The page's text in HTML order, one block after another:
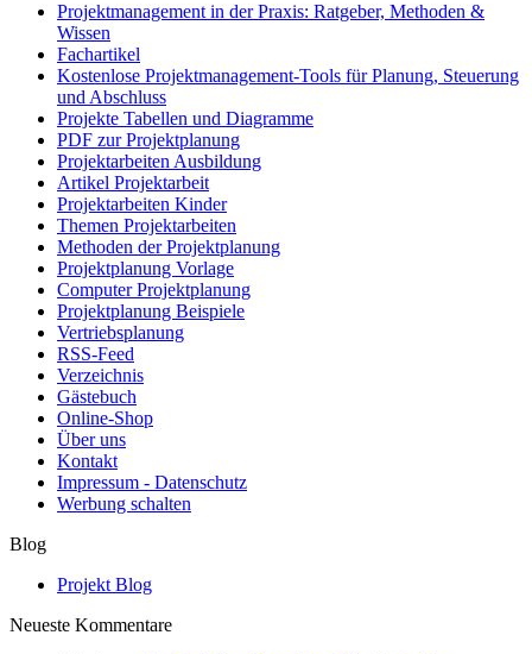
Projektmanagement in der Praxis: Ratgeber, Methoden &
Wissen
Fachartikel
Kostenlose Projektmanagement-Tools für Planung, Steuerung
und Abschluss
Projekte Tabellen und Diagramme
PDF zur Projektplanung
Projektarbeiten Ausbildung
Artikel Projektarbeit
Projektarbeiten Kinder
Themen Projektarbeiten
Methoden der Projektplanung
Projektplanung Vorlage
Computer Projektplanung
Projektplanung Beispiele
Vertriebsplanung
RSS-Feed
Verzeichnis
Gästebuch
Online-Shop
Über uns
Kontakt
Impressum - Datenschutz
Werbung schalten
Blog
Projekt Blog
Neueste Kommentare